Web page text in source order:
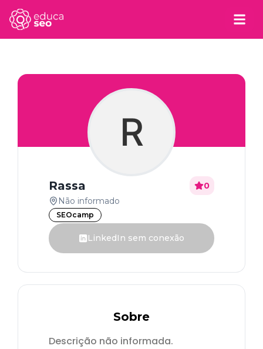
R
Rassa
0
Não informado
SEOcamp
LinkedIn sem conexão
Sobre
Descrição não informada.